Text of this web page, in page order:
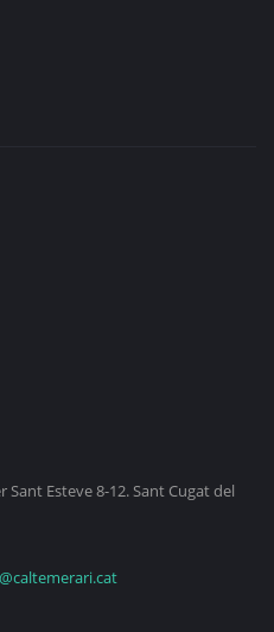
Esteve 8-12. Sant Cugat del